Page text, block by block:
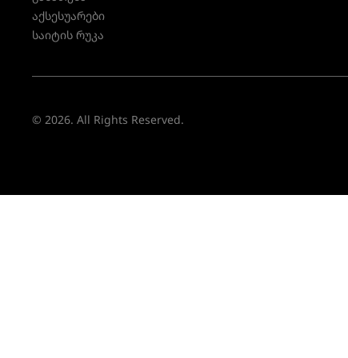
აქსესუარები
საიტის რუკა
© 2026. All Rights Reserved.